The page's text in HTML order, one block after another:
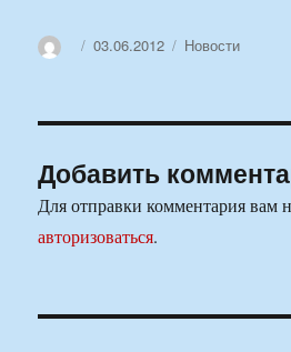
АвторОпубликовано
03.06.2012 Рубрики
Новости
Добавить
Для отправки комментария вам
авторизоваться.